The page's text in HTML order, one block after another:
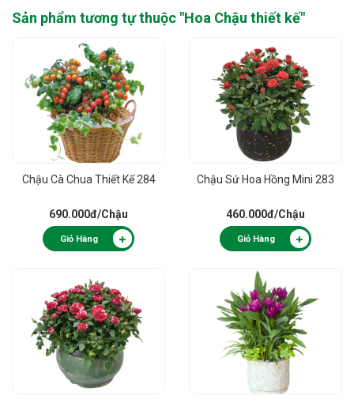
Sản phẩm tương tự thuộc "Hoa Chậu thiết kế"
Chậu Cà Chua Thiết Kế 284
690.000đ/Chậu
Giỏ Hàng
Chậu Sứ Hoa Hồng Mini 283
460.000đ/Chậu
Giỏ Hàng